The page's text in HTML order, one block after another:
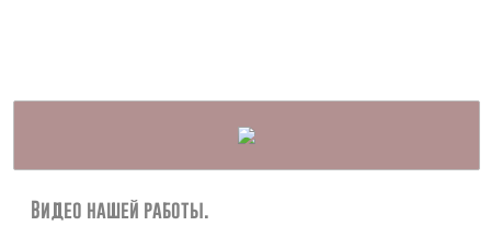
Видео нашей работы.